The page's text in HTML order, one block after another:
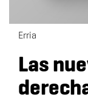
Erria
Las